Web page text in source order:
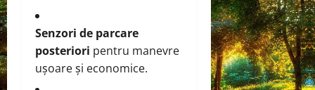
Senzori de parcare
posteriori pentru manevre
ușoare și economice.